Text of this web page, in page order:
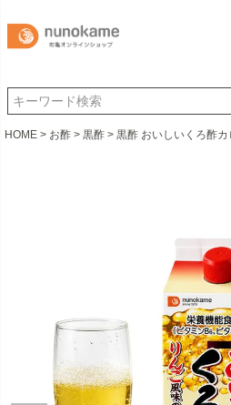
HOME お酢 黒酢 黒酢 おいしいくろ酢